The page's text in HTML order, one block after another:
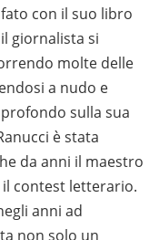
con il suo libro
giornalista si
molte delle
a nudo e
sulla sua
è stata
da anni il maestro
contest letterario.
anni ad
non solo un